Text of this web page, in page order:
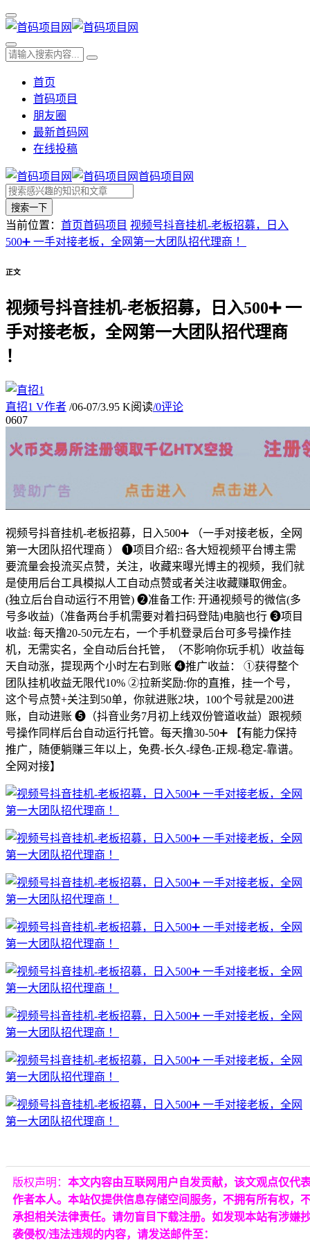
首页
首码项目
朋友圈
最新首码网
在线投稿
首码项目网
搜索一下
当前位置： 首页首码项目 视频号抖音挂机-老板招募，日入
500➕ 一手对接老板，全网第一大团队招代理商 ！
正文
视频号抖音挂机-老板招募，日入500➕ 一
手对接老板，全网第一大团队招代理商
！
直招1 V作者 /06-07/3.95 K阅读/0评论
0607
视频号抖音挂机-老板招募，日入500➕ （一手对接老板，全网
第一大团队招代理商 ） ❶项目介绍:: 各大短视频平台博主需
要流量会投流买点赞，关注，收藏来曝光博主的视频，我们就
是使用后台工具模拟人工自动点赞或者关注收藏赚取佣金。
(独立后台自动运行不用管) ❷准备工作: 开通视频号的微信(多
号多收益)（准备两台手机需要对着扫码登陆)电脑也行 ❸项目
收益: 每天撸20-50元左右，一个手机登录后台可多号操作挂
机，无需实名，全自动后台托管，（不影响你玩手机）收益每
天自动涨，提现两个小时左右到账 ❹推广收益： ①获得整个
团队挂机收益无限代10% ②拉新奖励:你的直推，挂一个号，
这个号点赞+关注到50单，你就进账2块，100个号就是200进
账，自动进账 ❺（抖音业务7月初上线双份管道收益）跟视频
号操作同样后台自动运行托管。每天撸30-50➕ 【有能力保持
推广，随便躺赚三年以上，免费-长久-绿色-正规-稳定-靠谱。
全网对接】
版权声明： 本文内容由互联网用户自发贡献，该文观点仅代
作者本人。本站仅提供信息存储空间服务，不拥有所有权，
承担相关法律责任。请勿盲目下载注册。如发现本站有涉嫌
袭侵权/违法违规的内容，请发送邮件至：